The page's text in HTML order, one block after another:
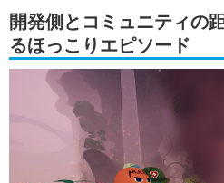
開発側とコミュニティの
るほっこりエピソード